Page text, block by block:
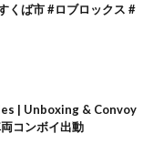
くば市 #ロブロックス #
| Unboxing & Convoy
コンボイ出動